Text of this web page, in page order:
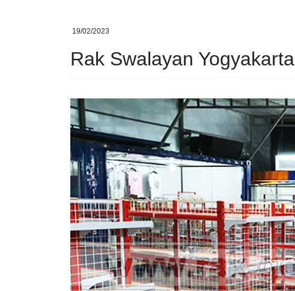
19/02/2023
Rak Swalayan Yogyakarta